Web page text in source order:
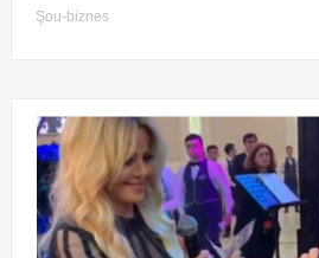
Şou-biznes